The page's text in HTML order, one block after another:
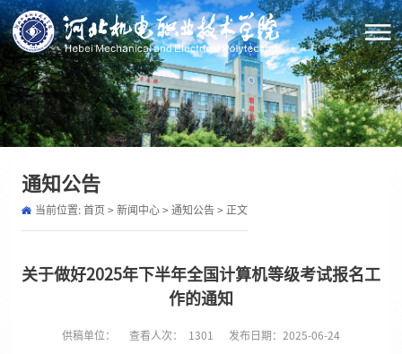
通知公告
当前位置: 首页 > 新闻中心> 通知公告> 正文
关于做好2025年下半年全国计算机等级考试报名工
作的通知
供稿单位： 查看人次： 1301 发布日期：2025-06-24